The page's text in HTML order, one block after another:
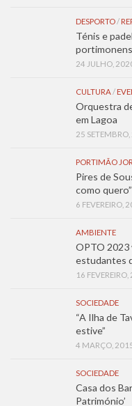
DESPORTO/
Ténis e
24 JULHO,
CULTURA/
Orquestra
em Lagoa
25
PORTIMÃO
Pires de
como quero”
6 FEVEREIRO,
AMBIENTE
OPTO 2023
estudantes
16
SOCIEDADE
“A Ilha de
estive”
4 MARÇO,
SOCIEDADE
Casa dos
Património’